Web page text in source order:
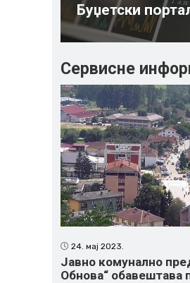
Буџетски
Сервисне
24. мај 2023.
Јавно комунално
Обнова“ обавештава